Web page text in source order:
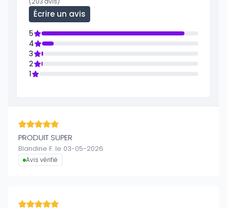
Écrire un avis
5
4
3
2
1
PRODUIT SUPER
Blandine F. le 03-05-2026
Avis vérifié